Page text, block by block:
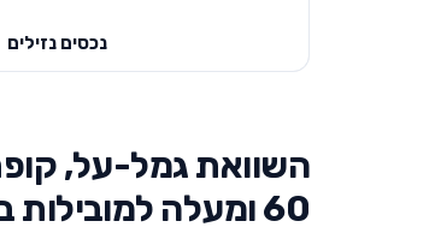
נכסים נזילים
השוואת גמל-על,
60 ומעלה למובילות בקטגוריה